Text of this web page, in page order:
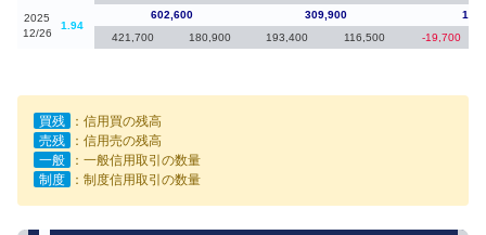
2025
12/26
1.94
602,600 309,900
421,700
180,900 193,400 116,500 -19,700
買残
：信用買の残高
売残
：信用売の残高
一般
：一般信用取引の数量
制度
：制度信用取引の数量